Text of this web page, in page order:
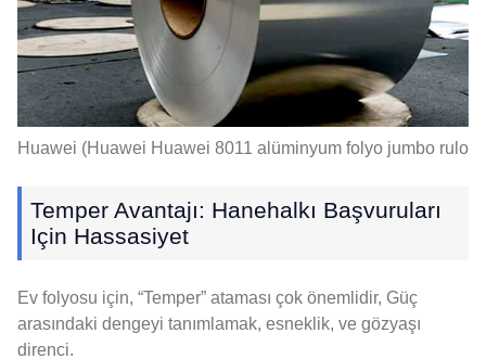
Huawei (Huawei Huawei 8011 alüminyum folyo jumbo rulo
Temper Avantajı: Hanehalkı Başvuruları
Için Hassasiyet
Ev folyosu için, “Temper” ataması çok önemlidir, Güç
arasındaki dengeyi tanımlamak, esneklik, ve gözyaşı
direnci.